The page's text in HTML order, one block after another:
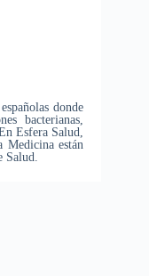
donde
bacterianas,
Esfera Salud,
Medicina están
Salud.